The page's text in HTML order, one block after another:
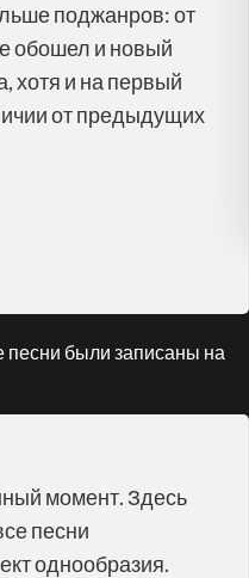
поджанров: от
обошел и новый
хотя и на первый
от предыдущих
песни были записаны на
момент. Здесь
песни
однообразия.